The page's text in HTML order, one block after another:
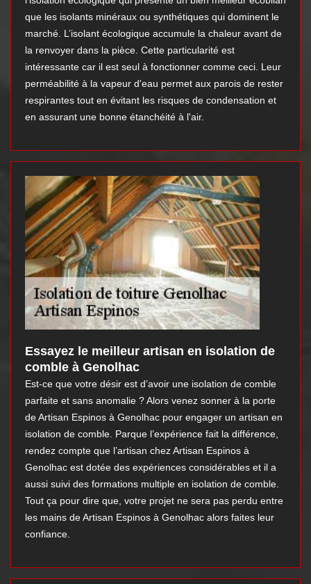
que les isolants minéraux ou synthétiques qui dominent le
marché. L’isolant écologique accumule la chaleur avant de
la renvoyer dans la pièce. Cette particularité est
intéressante car il est seul à fonctionner comme ceci. Leur
perméabilité à la vapeur d'eau permet aux parois de rester
respirantes tout en évitant les risques de condensation et
en assurant une bonne étanchéité à l'air.
Essayez le meilleur artisan en isolation de
comble à Genolhac
Est-ce que votre désir est d’avoir une isolation de comble
parfaite et sans anomalie ? Alors venez sonner à la porte
de Artisan Espinos à Genolhac pour engager un artisan en
isolation de comble. Parque l’expérience fait la différence,
rendez compte que l’artisan chez Artisan Espinos à
Genolhac est dotée des expériences considérables et il a
aussi suivi des formations multiple en isolation de comble.
Tout ça pour dire que, votre projet ne sera pas perdu entre
les mains de Artisan Espinos à Genolhac alors faites leur
confiance.